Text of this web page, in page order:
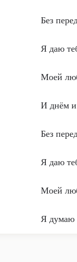
Без
Я даю
Моей
И днём и
Без
Я даю
Моей
Я думаю